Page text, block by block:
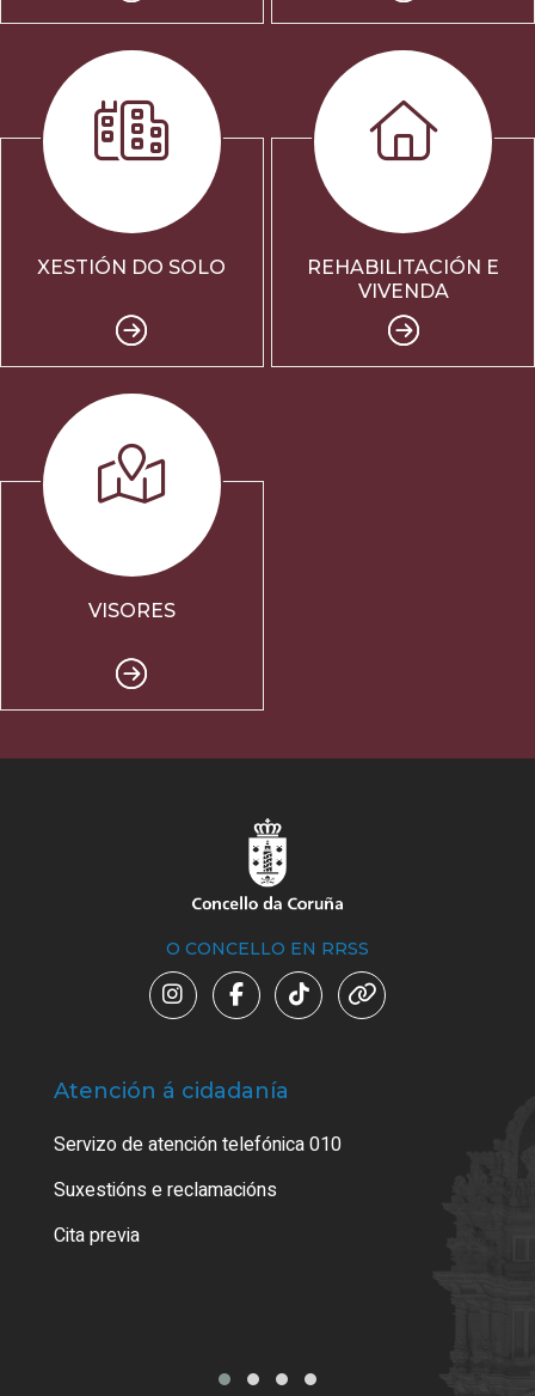
XESTIÓN DO SOLO
REHABILITACIÓN E
VIVENDA
VISORES
O CONCELLO EN RRSS
Atención á cidadanía
Servizo de atención telefónica 010
Suxestións e reclamacións
Cita previa